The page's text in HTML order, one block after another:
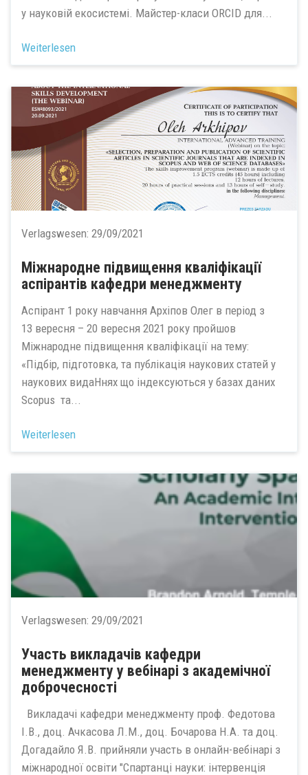
у науковій екосистемі. Майстер-класи ORCID для...
Weiterlesen
Verlagswesen: 29/09/2021
Міжнародне підвищення кваліфікації
аспірантів кафедри менеджменту
Аспірант 1 року навчання Архіпов Олег в період з
13 вересня – 20 вересня 2021 року пройшов
Міжнародне підвищення кваліфікації на тему:
«Підбір, підготовка, та публікація наукових статей у
наукових видаНнях що індексуються у базах даних
Scopus та...
Weiterlesen
Verlagswesen: 29/09/2021
Участь викладачів кафедри
менеджменту у вебінарі з академічної
доброчесності
Викладачі кафедри менеджменту проф. Федотова
І.В., доц. Ачкасова Л.М., доц. Бочарова Н.А. та доц.
Догадайло Я.В. прийняли участь в онлайн-вебінарі з
міжнародної освіти "Спартанці науки: інтервенція